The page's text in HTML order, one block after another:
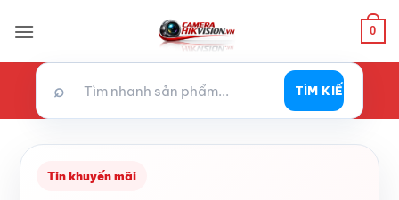
qua
0
⌕ TÌM KIẾM
Tin khuyến mãi